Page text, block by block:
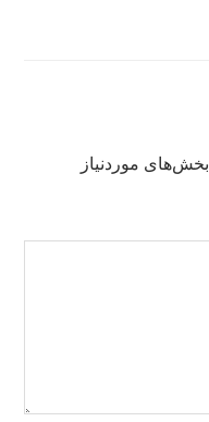
بخش‌های موردنیاز